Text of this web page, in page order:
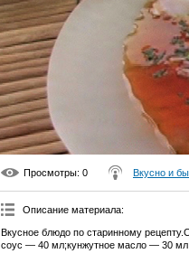
Просмотры: 0 Вкусно и
Описание материала:
Вкусное блюдо по старинному
соус — 40 мл;кунжутное масло — 30